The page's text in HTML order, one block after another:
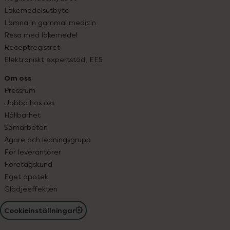
Läkemedelsutbyte
Lämna in gammal medicin
Resa med läkemedel
Receptregistret
Elektroniskt expertstöd, EES
Om oss
Pressrum
Jobba hos oss
Hållbarhet
Samarbeten
Ägare och ledningsgrupp
För leverantörer
Företagskund
Eget apotek
Glädjeeffekten
Cookieinställningar